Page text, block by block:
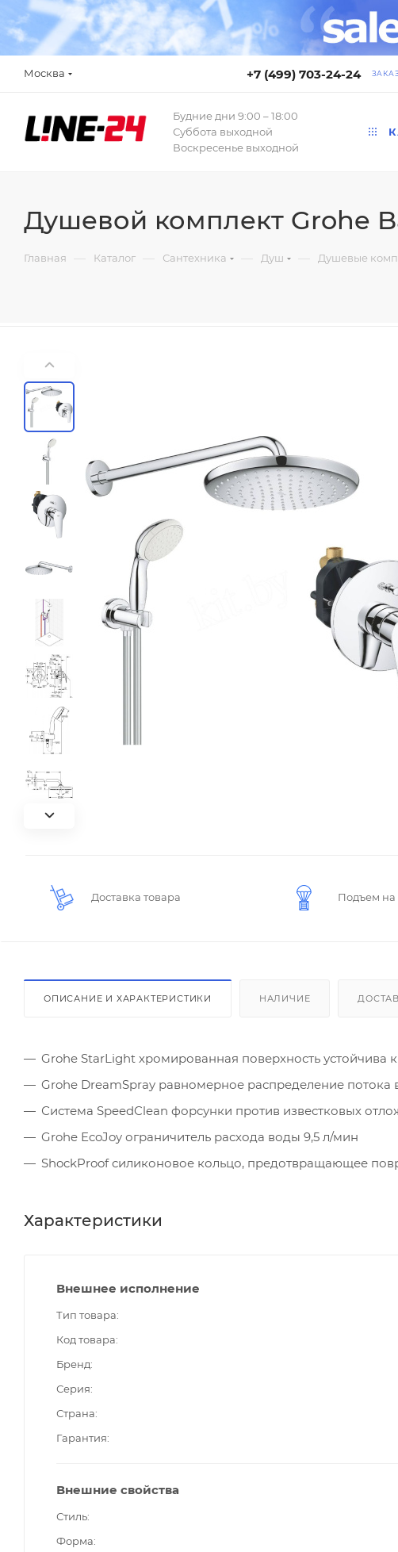
Москва +7 (499) 703-24-24
Будние дни 9:00 – 18:00
Суббота выходной
Воскресенье выходной
Душевой комплект Grohe
Главная — Каталог — Сантехника — Душ — Душевые
Доставка товара Подъем на
ОПИСАНИЕ И ХАРАКТЕРИСТИКИ НАЛИЧИЕ
Grohe StarLight хромированная поверхность
Grohe DreamSpray равномерное распределение потока
Система SpeedClean форсунки против известковых
Grohe EcoJoy ограничитель расхода воды 9,5 л/мин
ShockProof силиконовое кольцо, предотвращающее
Характеристики
Внешнее исполнение
Тип товара
Код товара
Бренд
Серия
Страна
Гарантия
Внешние свойства
Стиль
Форма